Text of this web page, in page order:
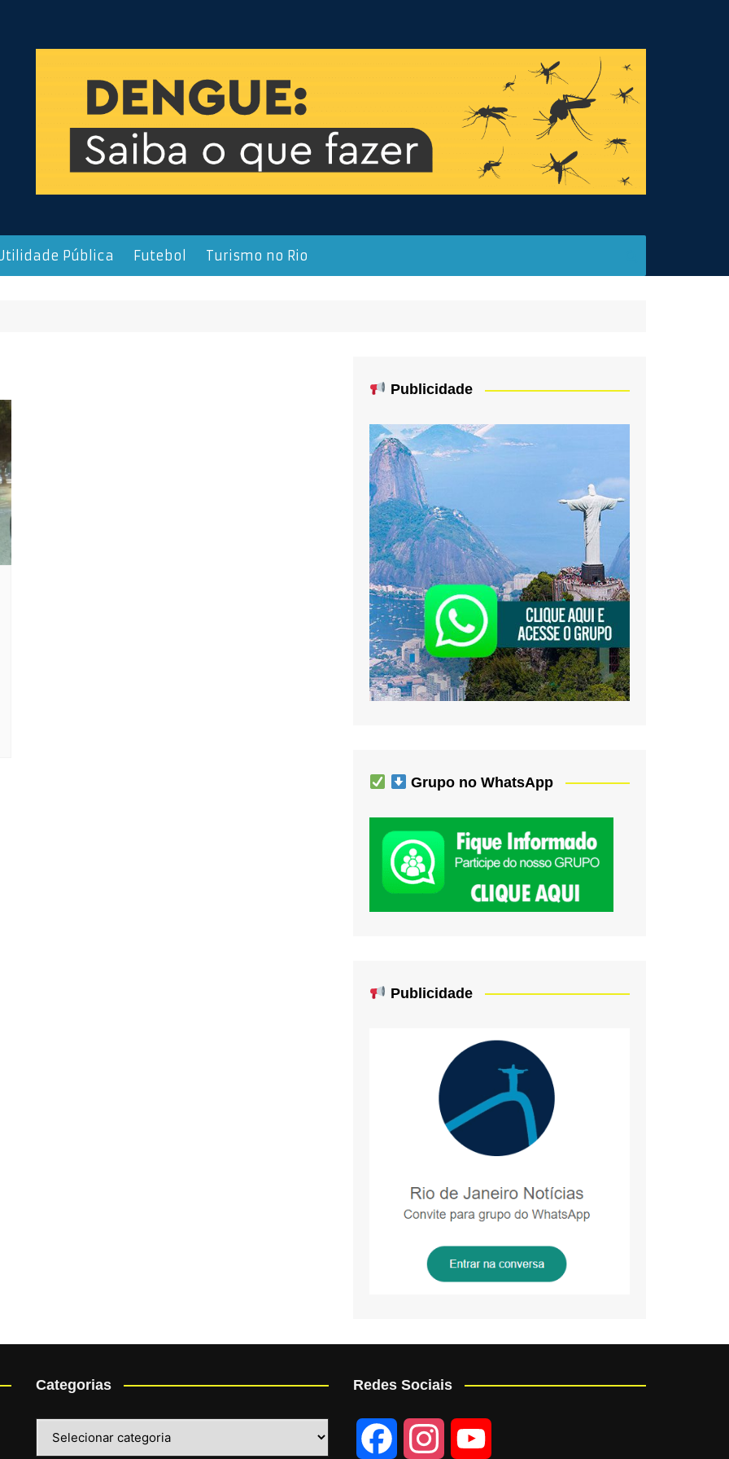
Pública Futebol Turismo no Rio
Publicidade
Grupo no WhatsApp
Publicidade
Categorias Redes Sociais